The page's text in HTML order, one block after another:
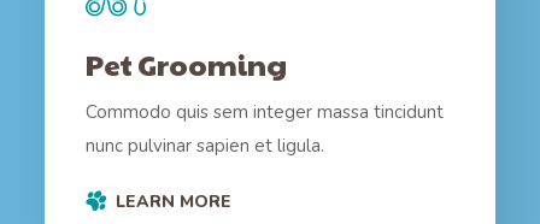
Pet Grooming
Commodo quis sem integer massa tincidunt
nunc pulvinar sapien et ligula.
LEARN MORE